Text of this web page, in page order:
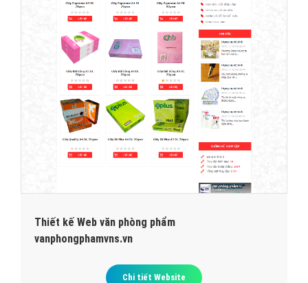
Thiết kế Web văn phòng phẩm
vanphongphamvns.vn
Chi tiết Website